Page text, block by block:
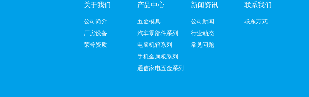
关于我们
公司简介
厂房设备
荣誉资质
产品中心
五金模具
汽车零部件系列
电脑机箱系列
手机金属板系列
通信家电五金系列
新闻资讯
公司新闻
行业动态
常见问题
联系我们
联系方式